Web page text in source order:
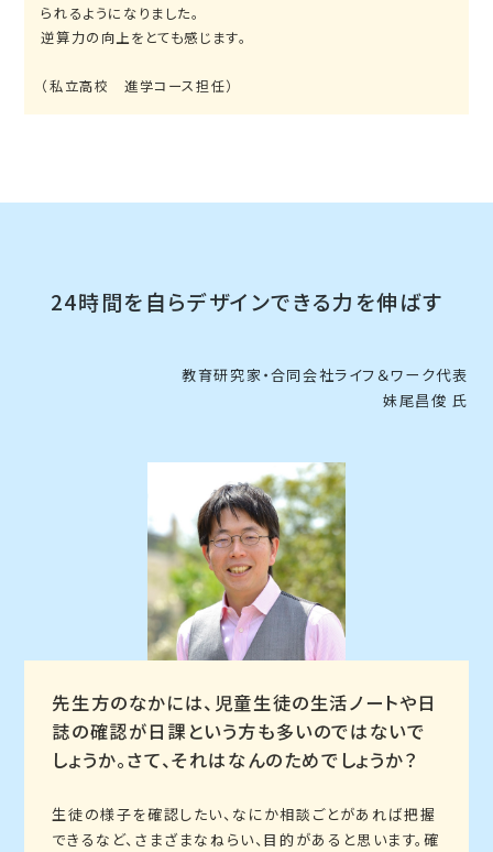
られるようになりました。
逆算力の向上をとても感じます。
（私立高校 進学コース担任）
24時間を自らデザインできる力を伸ばす
教育研究家・合同会社ライフ＆ワーク代表
妹尾昌俊 氏
先生方のなかには、児童生徒の生活ノートや日
誌の確認が日課という方も多いのではないで
しょうか。さて、それはなんのためでしょうか？
生徒の様子を確認したい、なにか相談ごとがあれば把握
できるなど、さまざまなねらい、目的があると思います。確